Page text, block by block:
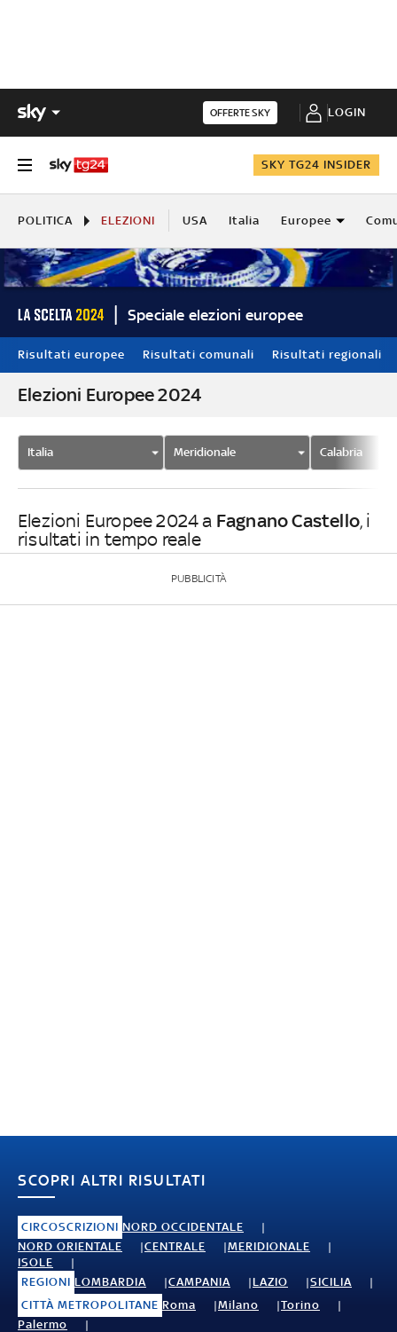
OFFERTE SKY LOGIN
SKY TG24 INSIDER
POLITICA ELEZIONI USA Italia Europee
Speciale elezioni europee
Risultati europee Risultati comunali Risultati regionali
Elezioni Europee 2024
Italia Meridionale Calabria
Elezioni Europee 2024 a Fagnano Castello, i
risultati in tempo reale
PUBBLICITÀ
SCOPRI ALTRI RISULTATI
CIRCOSCRIZIONI NORD OCCIDENTALE
NORD ORIENTALE
CENTRALE
MERIDIONALE
ISOLE
REGIONI LOMBARDIA CAMPANIA LAZIO
SICILIA
CITTÀ METROPOLITANE Roma Milano
Torino
Palermo